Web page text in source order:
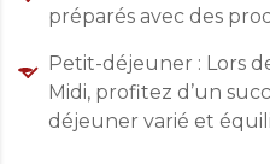
préparés avec des
Petit-déjeuner : Lors
Midi, profitez d’un
déjeuner varié et